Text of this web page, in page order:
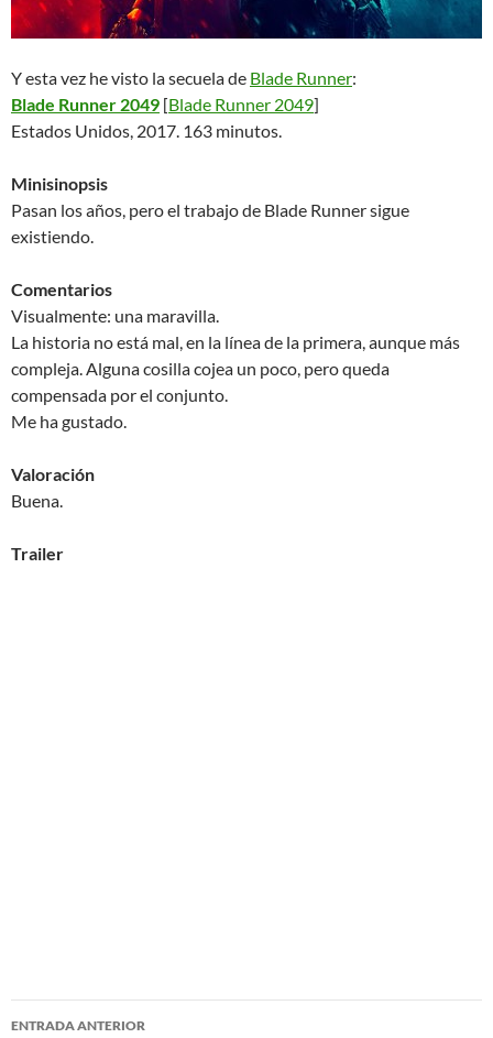
Y esta vez he visto la secuela de Blade Runner:
Blade Runner 2049 [Blade Runner 2049]
Estados Unidos, 2017. 163 minutos.
Minisinopsis
Pasan los años, pero el trabajo de Blade Runner sigue
existiendo.
Comentarios
Visualmente: una maravilla.
La historia no está mal, en la línea de la primera, aunque más
compleja. Alguna cosilla cojea un poco, pero queda
compensada por el conjunto.
Me ha gustado.
Valoración
Buena.
Trailer
Navegación
ENTRADA ANTERIOR